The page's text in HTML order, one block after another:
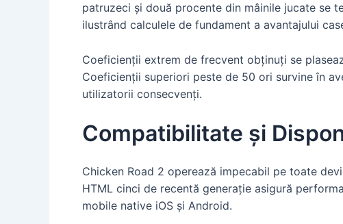
patruzeci și două procente din mâinile jucate se
ilustrând calculele de fundament a avantajului
Coeficienții extrem de frecvent obținuți se
Coeficienții superiori peste de 50 ori survine în
utilizatorii consecvenți.
Compatibilitate și
Chicken Road 2 operează impecabil pe toate
HTML cinci de recentă generație asigură
mobile native iOS și Android.